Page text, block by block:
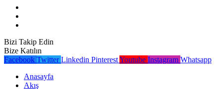
Bizi Takip Edin
Bize Katılın
Facebook Twitter Linkedin PinterestYoutube Instagram Whatsapp
Anasayfa
Akış